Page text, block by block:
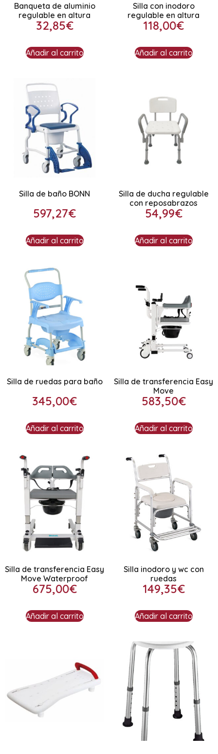
Banqueta de aluminio
regulable en altura
32,85€
Añadir al carrito
Silla con inodoro
regulable en altura
118,00€
Añadir al carrito
Silla de baño BONN
597,27€
Añadir al carrito
Silla de ducha regulable
con reposabrazos
54,99€
Añadir al carrito
Silla de ruedas para baño
345,00€
Añadir al carrito
Silla de transferencia Easy
Move
583,50€
Añadir al carrito
Silla de transferencia Easy
Move Waterproof
675,00€
Añadir al carrito
Silla inodoro y wc con
ruedas
149,35€
Añadir al carrito